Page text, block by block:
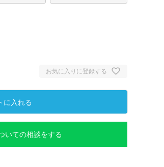
お気に入りに登録する
に入れる
いての相談をする